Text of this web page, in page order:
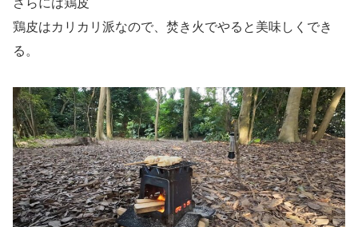
鶏皮はカリカリ派なので、焚き火でやると美味しくでき
る。